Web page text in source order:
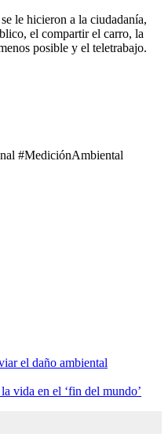
le hicieron a la ciudadanía,
el compartir el carro, la
posible y el teletrabajo.
#MediciónAmbiental
el daño ambiental
vida en el ‘fin del mundo’